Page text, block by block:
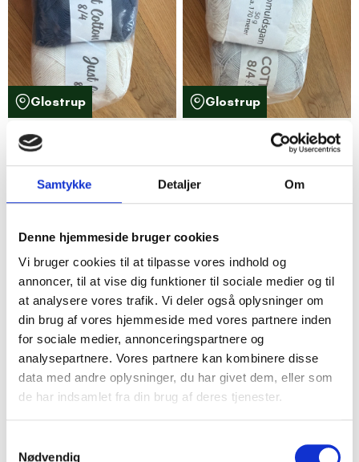
Samtykke Detaljer Om
Denne hjemmeside bruger cookies
Vi bruger cookies til at tilpasse vores indhold og
annoncer, til at vise dig funktioner til sociale medier og til
at analysere vores trafik. Vi deler også oplysninger om
din brug af vores hjemmeside med vores partnere inden
for sociale medier, annonceringspartnere og
analysepartnere. Vores partnere kan kombinere disse
data med andre oplysninger, du har givet dem, eller som
de har indsamlet fra din brug af deres tjenester.
Nødvendig
Glostrup
3 ngl. Bomuldsgarn -
Sort/Blå/Råhvid
30,00 kr.
Glostrup
3 ngl. Bomuldsgarn -
Sort/Råhvid/Grå
30,00 kr.
Glostrup
3 ngl. Mørkegrå
Glostrup
3 ngl. Bomuldsgarn - 2